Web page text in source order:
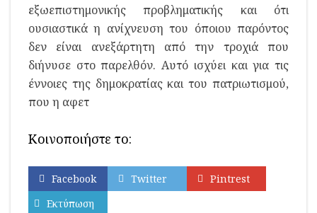
εξωεπιστημονικής προβληματικής και ότι
ουσιαστικά η ανίχνευση του όποιου παρόντος
δεν είναι ανεξάρτητη από την τροχιά που
διήνυσε στο παρελθόν. Αυτό ισχύει και για τις
έννοιες της δημοκρατίας και του πατριωτισμού,
που η αφετ
Κοινοποιήστε το:
Facebook Twitter
Pintrest
Εκτύπωση